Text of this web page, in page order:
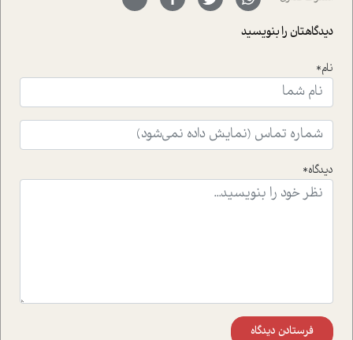
با رکاب زدن در بیش از هفتاد کشور و کاشتن درخت، به نماد
حمایت از محیط زیست و منابع طبیعی تبدیل گشته
است.فصل روایت اجنبی ها در این شماره به دو موضوع
ای که به زندگی شگفت انگیز جین گودال و تاثیرات کاوش های
ایشان در حوزه ی شامپانزه ها بر زندگی امروزی ما نگاهی
افکنده است.فصل اتاق 333 شما را پای صحبت یک تجربه ی
واقعی در ارتباط با اختلال شخصیت اسکزوئید و مشکلات و نیز
راهکارهای حل آن قرار می دهد که در اتاق درمان اتفاق افتاده
موثرترین راهکارهای استفاده از هوش مصنوعی در حوزه های
دیدگاهتان را بنویسید
نام*
دیدگاه*
فرستادن دیدگاه